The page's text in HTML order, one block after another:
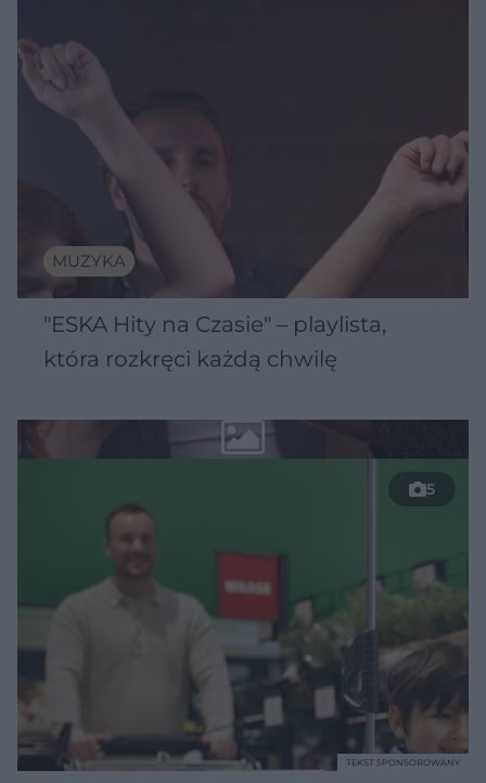
MUZYKA
"ESKA Hity na Czasie" – playlista,
która rozkręci każdą chwilę
5
TEKST SPONSOROWANY